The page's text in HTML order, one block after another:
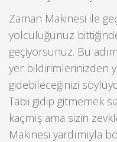
Zaman Makinesi ile
yolculuğunuz
geçiyorsunuz. Bu
yer bildirimlerinizden
gidebileceğinizi
Tabii gidip gitmemek
kaçmış ama sizin
Makinesi yardımıyla